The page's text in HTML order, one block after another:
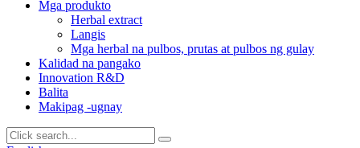
Mga produkto
Herbal extract
Langis
Mga herbal na pulbos, prutas at pulbos ng gulay
Kalidad na pangako
Innovation R&D
Balita
Makipag -ugnay